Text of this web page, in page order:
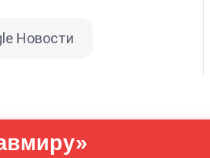
Новости